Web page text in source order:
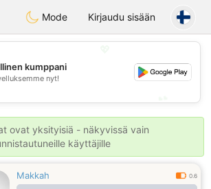
Bahebik
Mode Kirjaudu sisään
💕
kumppani
nyt!
ovat yksityisiä - näkyvissä vain
käyttäjille
Makkah 0.6